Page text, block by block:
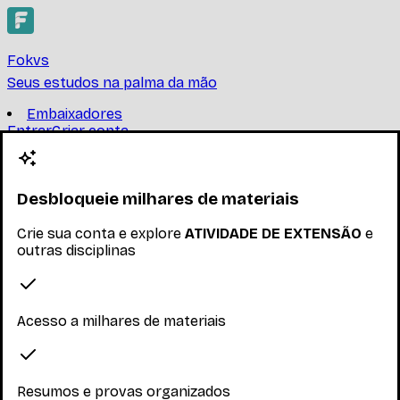
Fokvs
Seus estudos na palma da mão
Embaixadores
EntrarCriar conta
Criar conta
ATIVIDADE DE EXTENSÃO
UNIVERSIDADE DE BRASÍLIA
Encontre provas, resumos e trabalhos de ATIVIDADE DE
EXTENSÃO Ler mais
Nenhum inscrito ainda
Materiais
Desbloqueie milhares de materiais
Crie sua conta e explore ATIVIDADE DE EXTENSÃO e
outras disciplinas
Acesso a milhares de materiais
Resumos e provas organizados